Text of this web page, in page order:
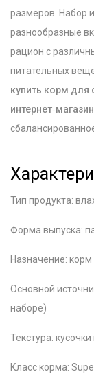
размеров. Набор
разнообразные
рацион с
питательных
купить корм для
Тип продукта:
Форма выпуска:
Назначение:
Основной
наборе)
Текстура: кусочки
Класс корма: